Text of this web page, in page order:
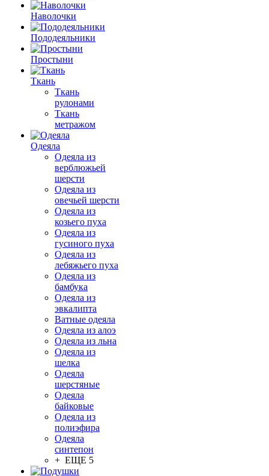
Наволочки
Пододеяльники
Простыни
Ткань
Ткань
рулонами
Ткань
метражом
Одеяла
Одеяла из
верблюжьей
шерсти
Одеяла из
овечьей шерсти
Одеяла из
козьего пуха
Одеяла из
гусиного пуха
Одеяла из
лебяжьего пуха
Одеяла из
бамбука
Одеяла из
эвкалипта
Ватные одеяла
Одеяла из алоэ
Одеяла из льна
Одеяла из
шелка
Одеяла
шерстяные
Одеяла
байковые
Одеяла из
полиэфира
Одеяла
синтепон
+ ЕЩЕ 5